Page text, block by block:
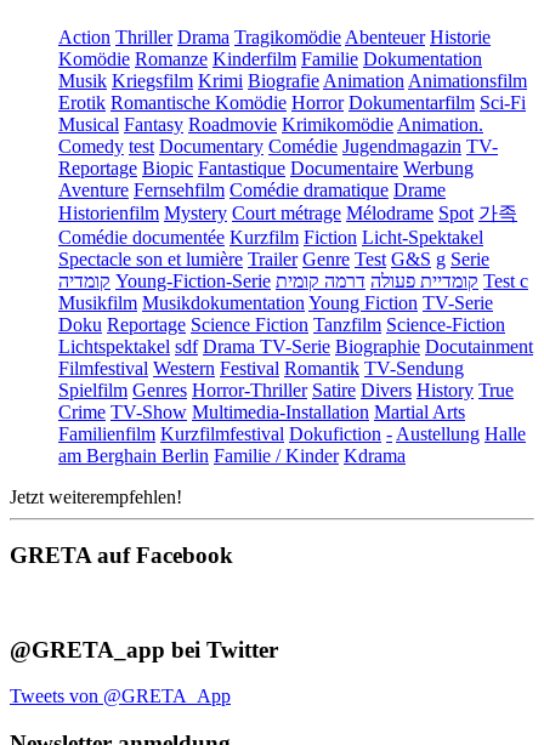
Action Thriller Drama Tragikomödie Abenteuer Historie
Komödie Romanze Kinderfilm Familie Dokumentation
Musik Kriegsfilm Krimi Biografie Animation Animationsfilm
Erotik Romantische Komödie Horror Dokumentarfilm Sci-Fi
Musical Fantasy Roadmovie Krimikomödie Animation.
Comedy test Documentary Comédie Jugendmagazin TV-
Reportage Biopic Fantastique Documentaire Werbung
Aventure Fernsehfilm Comédie dramatique Drame
Historienfilm Mystery Court métrage Mélodrame Spot 가족
Comédie documentée Kurzfilm Fiction Licht-Spektakel
Spectacle son et lumière Trailer Genre Test G&S g Serie
קומדיה Young-Fiction-Serie קומדיית פעולה דרמה קומית
Test c
Musikfilm Musikdokumentation Young Fiction TV-Serie
Doku Reportage Science Fiction Tanzfilm Science-Fiction
Lichtspektakel sdf Drama TV-Serie Biographie Docutainment
Filmfestival Western Festival Romantik TV-Sendung
Spielfilm Genres Horror-Thriller Satire Divers History True
Crime TV-Show Multimedia-Installation Martial Arts
Familienfilm Kurzfilmfestival Dokufiction - Austellung Halle
am Berghain Berlin Familie / Kinder Kdrama
Jetzt weiterempfehlen!
GRETA auf Facebook
@GRETA_app bei Twitter
Tweets von @GRETA_App